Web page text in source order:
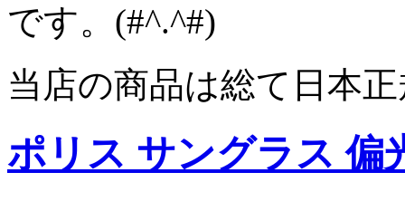
です。(#^.^#)
当店の商品は総て日本
ポリス サングラス 偏